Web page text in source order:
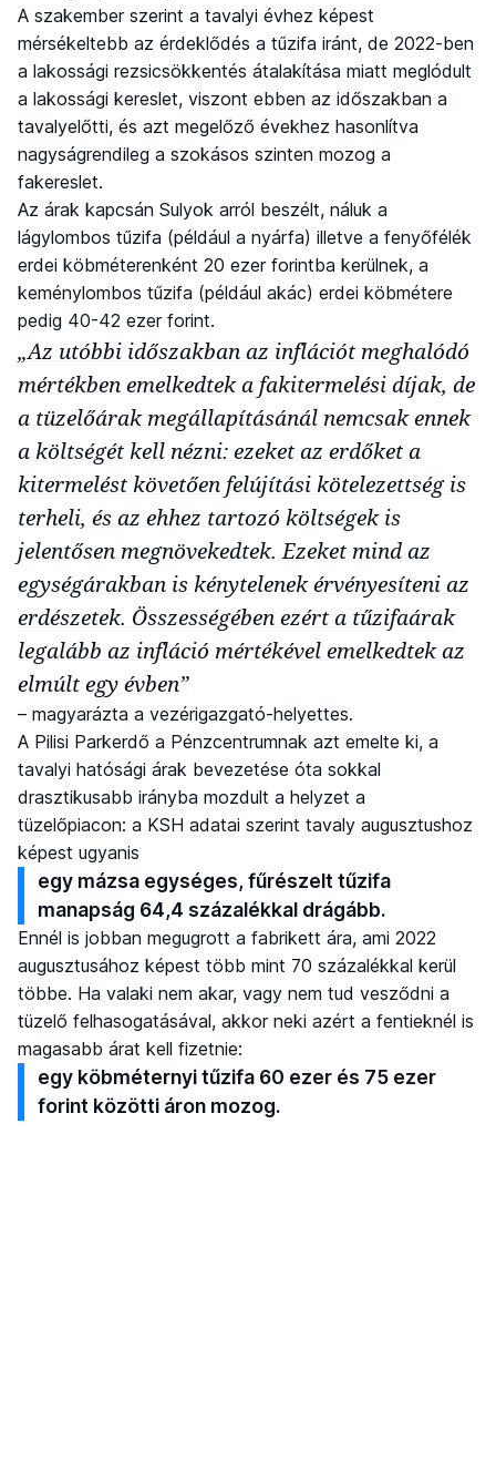
A szakember szerint a tavalyi évhez képest
mérsékeltebb az érdeklődés a tűzifa iránt, de 2022-ben
a lakossági rezsicsökkentés átalakítása miatt meglódult
a lakossági kereslet, viszont ebben az időszakban a
tavalyelőtti, és azt megelőző évekhez hasonlítva
nagyságrendileg a szokásos szinten mozog a
fakereslet.
Az árak kapcsán Sulyok arról beszélt, náluk a
lágylombos tűzifa (például a nyárfa) illetve a fenyőfélék
erdei köbméterenként 20 ezer forintba kerülnek, a
keménylombos tűzifa (például akác) erdei köbmétere
pedig 40-42 ezer forint.
„Az utóbbi időszakban az inflációt meghalódó
mértékben emelkedtek a fakitermelési díjak, de
a tüzelőárak megállapításánál nemcsak ennek
a költségét kell nézni: ezeket az erdőket a
kitermelést követően felújítási kötelezettség is
terheli, és az ehhez tartozó költségek is
jelentősen megnövekedtek. Ezeket mind az
egységárakban is kénytelenek érvényesíteni az
erdészetek. Összességében ezért a tűzifaárak
legalább az infláció mértékével emelkedtek az
elmúlt egy évben”
– magyarázta a vezérigazgató-helyettes.
A Pilisi Parkerdő a Pénzcentrumnak azt emelte ki, a
tavalyi hatósági árak bevezetése óta sokkal
drasztikusabb irányba mozdult a helyzet a
tüzelőpiacon: a KSH adatai szerint tavaly augusztushoz
képest ugyanis
egy mázsa egységes, fűrészelt tűzifa
manapság 64,4 százalékkal drágább.
Ennél is jobban megugrott a fabrikett ára, ami 2022
augusztusához képest több mint 70 százalékkal kerül
többe. Ha valaki nem akar, vagy nem tud vesződni a
tüzelő felhasogatásával, akkor neki azért a fentieknél is
magasabb árat kell fizetnie:
egy köbméternyi tűzifa 60 ezer és 75 ezer
forint közötti áron mozog.